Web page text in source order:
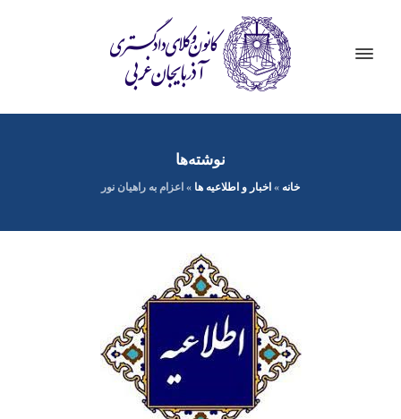
نوشته‌ها
خانه » اخبار و اطلاعیه ها » اعزام به راهیان نور